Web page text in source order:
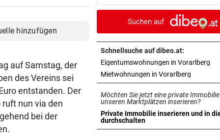
hinzufügen
auf Samstag, der
des Vereins sei
entstanden. Der
nun via den
bei der
Große Teile von Lingenau
stundenlang ohne Wasser
Bregenzer Festspiele feiern
Rekord zur Halbzeit
EINE INTERNE LÖSUNG vor
Pioneers Vorarlberg kennen
neuen Headcoach
STREIT IN DORNBIRN vor
Suchen auf
Schnellsuche auf dibeo.at:
Eigentumswohnungen in Vorarlberg
Mietwohnungen in Vorarlberg
Möchten Sie jetzt eine private
unseren Marktplätzen inserieren?
Private Immobilie inserieren und in
durchschalten
in neuem Tab öffnen